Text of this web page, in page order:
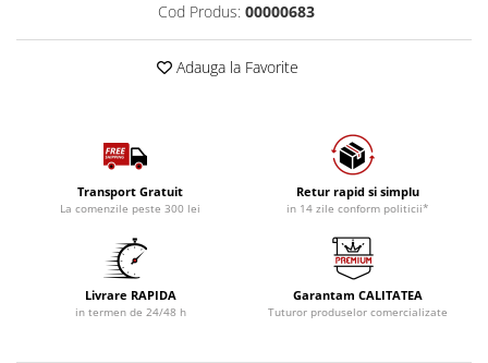
Cod Produs: 00000683
Adauga la Favorite
Transport Gratuit
La comenzile peste 300 lei
Retur rapid si simplu
in 14 zile conform politicii*
Livrare RAPIDA
in termen de 24/48 h
Garantam CALITATEA
Tuturor produselor comercializate